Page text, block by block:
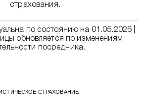
страхования.
по состоянию на 01.05.2026 |
обновляется по изменениям
посредника.
СТРАХОВАНИЕ